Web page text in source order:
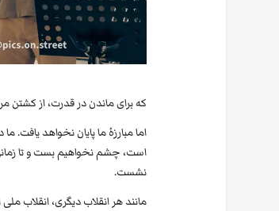
که برای ماندن در قدرت، از کشتن
است، چشم نخواهیم بست و تا زمانی
نشست.
مانند هر انقلاب دیگری، انقلاب